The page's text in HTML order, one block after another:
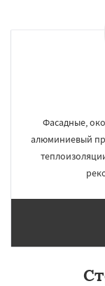
Фасадные,
алюминиевый